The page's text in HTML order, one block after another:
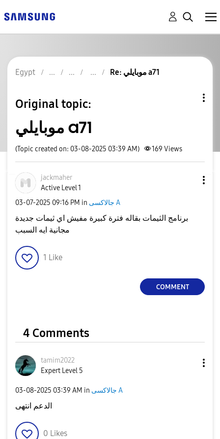
Egypt Re: موبايلي a71
Original topic:
موبايلي a71
(Topic created on: 03-08-2025 03:39 AM) 169 Views
jackmaher
Active Level 1
‎03-07-2025 09:16 PM in جالاكسى A
برنامج الثيمات بقاله فترة كبيرة مفيش اي ثيمات جديدة
مجانية ايه السبب
1 Like
COMMENT
4 Comments
tamim2022
Expert Level 5
‎03-08-2025 03:39 AM in جالاكسى A
الدعم انتهى
0 Likes